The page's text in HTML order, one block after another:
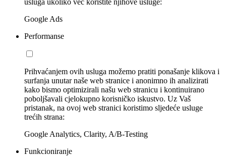
Google Ads
Performanse
Prihvaćanjem ovih usluga možemo pratiti ponašanje klikova i
surfanja unutar naše web stranice i anonimno ih analizirati
kako bismo optimizirali našu web stranicu i kontinuirano
poboljšavali cjelokupno korisničko iskustvo. Uz Vaš
pristanak, na ovoj web stranici koristimo sljedeće usluge
trećih strana:
Google Analytics, Clarity, A/B-Testing
Funkcioniranje